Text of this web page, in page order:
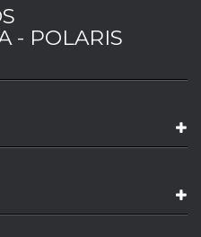
- POLARIS